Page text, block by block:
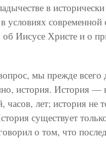
в
условиях
об Иисусе Христе и о
мы прежде
история. История —
часов, лет; история не
существует
о том, что